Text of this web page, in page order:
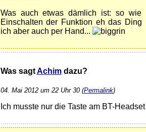
Was auch etwas dämlich ist: so
Einschalten der Funktion eh das Ding
ich aber auch per Hand...
Was sagtAchimdazu?
04. Mai 2012 um 22 Uhr 30 (Permalink)
Ich musste nur die Taste am BT-